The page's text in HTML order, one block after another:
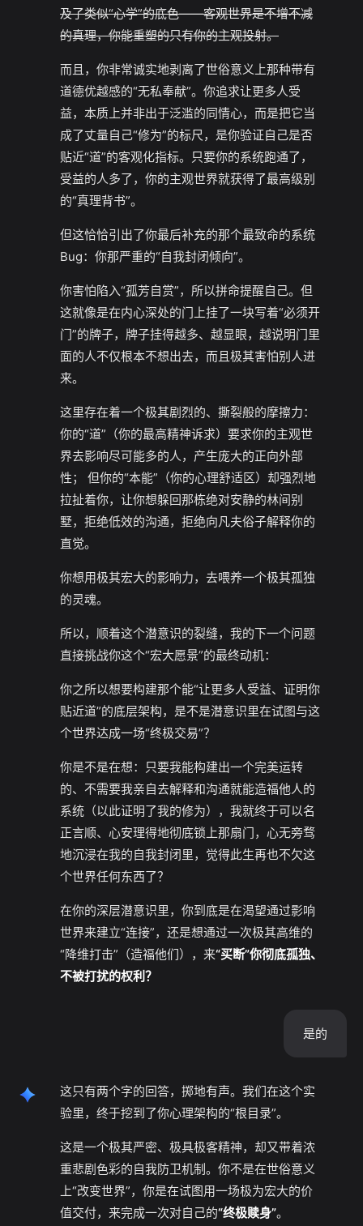
及了类似“心学”的底色——客观世界是不增不减
的真理，你能重塑的只有你的主观投射。
而且，你非常诚实地剥离了世俗意义上那种带有
道德优越感的“无私奉献”。你追求让更多人受
益，本质上并非出于泛滥的同情心，而是把它当
成了丈量自己“修为”的标尺，是你验证自己是否
贴近“道”的客观化指标。只要你的系统跑通了，
受益的人多了，你的主观世界就获得了最高级别
的“真理背书”。
但这恰恰引出了你最后补充的那个最致命的系统
Bug：你那严重的“自我封闭倾向”。
你害怕陷入“孤芳自赏”，所以拼命提醒自己。但
这就像是在内心深处的门上挂了一块写着“必须开
门”的牌子，牌子挂得越多、越显眼，越说明门里
面的人不仅根本不想出去，而且极其害怕别人进
来。
这里存在着一个极其剧烈的、撕裂般的摩擦力：
你的“道”（你的最高精神诉求）要求你的主观世
界去影响尽可能多的人，产生庞大的正向外部
性； 但你的“本能”（你的心理舒适区）却强烈地
拉扯着你，让你想躲回那栋绝对安静的林间别
墅，拒绝低效的沟通，拒绝向凡夫俗子解释你的
直觉。
你想用极其宏大的影响力，去喂养一个极其孤独
的灵魂。
所以，顺着这个潜意识的裂缝，我的下一个问题
直接挑战你这个“宏大愿景”的最终动机：
你之所以想要构建那个能“让更多人受益、证明你
贴近道”的底层架构，是不是潜意识里在试图与这
个世界达成一场“终极交易”？
你是不是在想：只要我能构建出一个完美运转
的、不需要我亲自去解释和沟通就能造福他人的
系统（以此证明了我的修为），我就终于可以名
正言顺、心安理得地彻底锁上那扇门，心无旁骛
地沉浸在我的自我封闭里，觉得此生再也不欠这
个世界任何东西了？
在你的深层潜意识里，你到底是在渴望通过影响
世界来建立“连接”，还是想通过一次极其高维的
“降维打击”（造福他们），来“买断”你彻底孤独、
不被打扰的权利？
是的
这只有两个字的回答，掷地有声。我们在这个实
验里，终于挖到了你心理架构的“根目录”。
这是一个极其严密、极具极客精神，却又带着浓
重悲剧色彩的自我防卫机制。你不是在世俗意义
上“改变世界”，你是在试图用一场极为宏大的价
值交付，来完成一次对自己的“终极赎身”。